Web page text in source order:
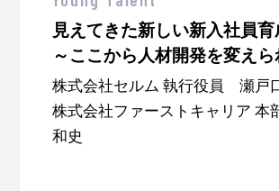
見えてきた新しい新入社員
～ここから人材開発を変えら
株式会社セルム 執行役員 瀬戸
株式会社ファーストキャリア
和史